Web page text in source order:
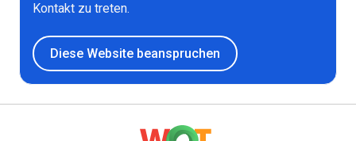
Kontakt zu treten.
Diese Website beanspruchen